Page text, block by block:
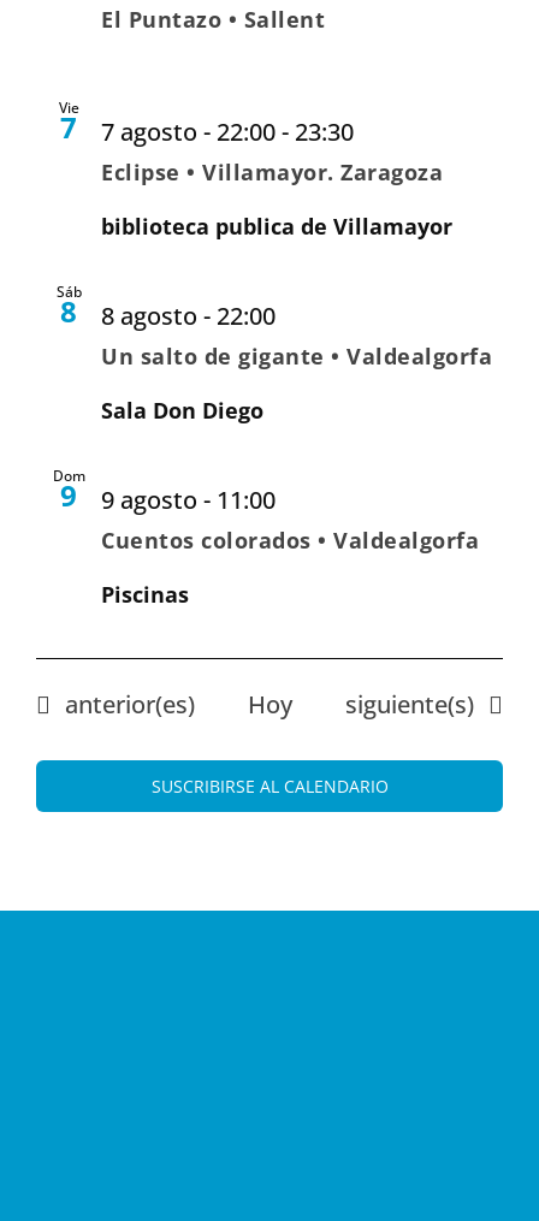
El Puntazo • Sallent
Vie
7 7 agosto - 22:00- 23:30
Eclipse • Villamayor. Zaragoza
biblioteca publica de Villamayor
Sáb
8 8 agosto - 22:00
Un salto de gigante • Valdealgorfa
Sala Don Diego
Dom
9 9 agosto - 11:00
Cuentos colorados • Valdealgorfa
Piscinas
Eventos
anterior(es) Hoy Eventos
siguiente(s)
SUSCRIBIRSE AL CALENDARIO